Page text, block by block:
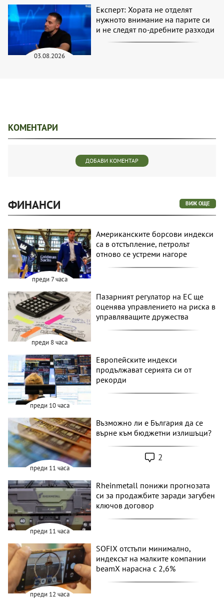
03.08.2026
Експерт: Хората не отделят
нужното внимание на парите си
и не следят по-дребните разходи
КОМЕНТАРИ
ДОБАВИ КОМЕНТАР
ФИНАНСИ ВИЖ ОЩЕ
преди 7 часа
Американските борсови индекси
са в отстъпление, петролът
отново се устреми нагоре
преди 8 часа
Пазарният регулатор на ЕС ще
оценява управлението на риска в
управляващите дружества
преди 10 часа
Европейските индекси
продължават серията си от
рекорди
преди 11 часа
Възможно ли е България да се
върне към бюджетни излишъци?
2
преди 11 часа
Rheinmetall понижи прогнозата
си за продажбите заради загубен
ключов договор
преди 12 часа
SOFIX отстъпи минимално,
индексът на малките компании
beamX нарасна с 2,6%